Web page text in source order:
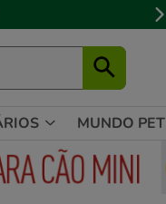
dia útil
MUNDO PET